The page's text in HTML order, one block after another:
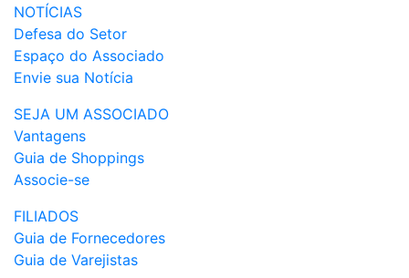
NOTÍCIAS
Defesa do Setor
Espaço do Associado
Envie sua Notícia
SEJA UM ASSOCIADO
Vantagens
Guia de Shoppings
Associe-se
FILIADOS
Guia de Fornecedores
Guia de Varejistas